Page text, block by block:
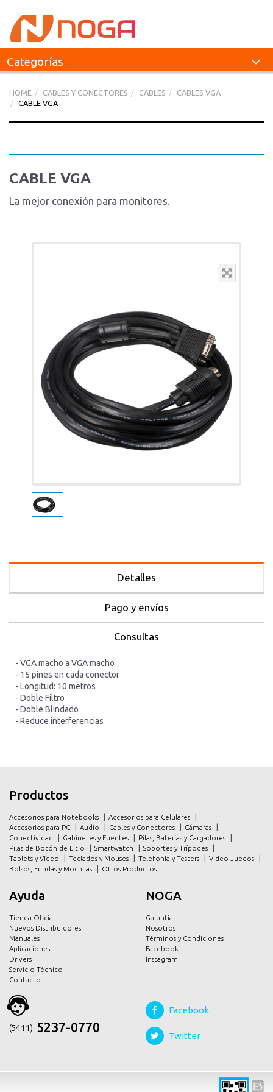
Categorías
HOME CABLES Y CONECTORES CABLES
CABLES VGA
CABLE VGA
CABLE VGA
La mejor conexión para monitores.
Detalles
Pago y envíos
Consultas
- VGA macho a VGA macho
- 15 pines en cada conector
- Longitud: 10 metros
- Doble Filtro
- Doble Blindado
- Reduce interferencias
productos
promociones
contacto
promociones
contacto
Productos
Accesorios para Notebooks
Accesorios para Celulares
Accesorios para PC
Audio Cables y Conectores
Cámaras
Conectividad
Gabinetes y Fuentes
Pilas, Baterías y Cargadores
Pilas de Botón de Litio
Smartwatch
Soportes y Trípodes
Tablets y Vídeo
Teclados y Mouses Telefonía y Testers
Video Juegos
Bolsos, Fundas y Mochilas
Otros Productos
Ayuda
Tienda Oficial
Nuevos Distribuidores
Manuales
Aplicaciones
Drivers
Servicio Técnico
Contacto
NOGA
Garantía
Nosotros
Términos y Condiciones
Facebook
Instagram
(54 11) 5237-0770
Facebook
Twitter